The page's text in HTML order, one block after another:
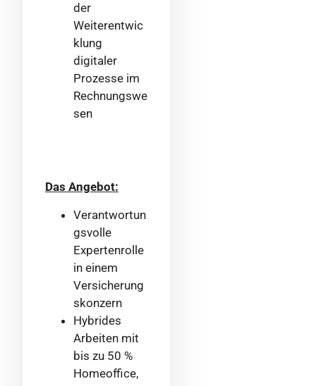
der
Weiterentwic
klung
digitaler
Prozesse im
Rechnungswe
sen
Das Angebot:
Verantwortun
gsvolle
Expertenrolle
in einem
Versicherung
skonzern
Hybrides
Arbeiten mit
bis zu 50 %
Homeoffice,